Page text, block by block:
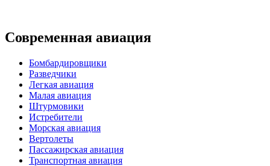
Современная авиация
Бомбардировщики
Разведчики
Легкая авиация
Малая авиация
Штурмовики
Истребители
Морская авиация
Вертолеты
Пассажирская авиация
Транспортная авиация